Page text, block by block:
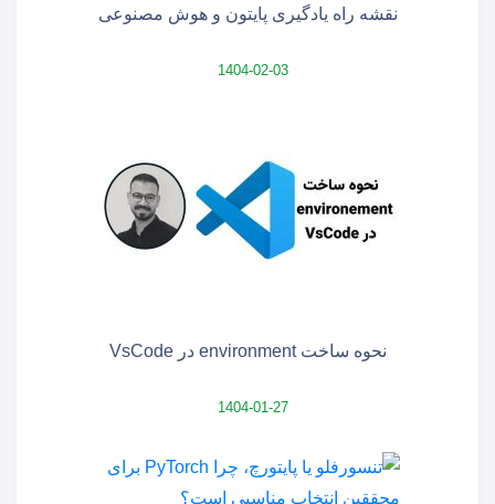
نقشه راه یادگیری پایتون و هوش مصنوعی
1404-02-03
نحوه ساخت environment در VsCode
1404-01-27